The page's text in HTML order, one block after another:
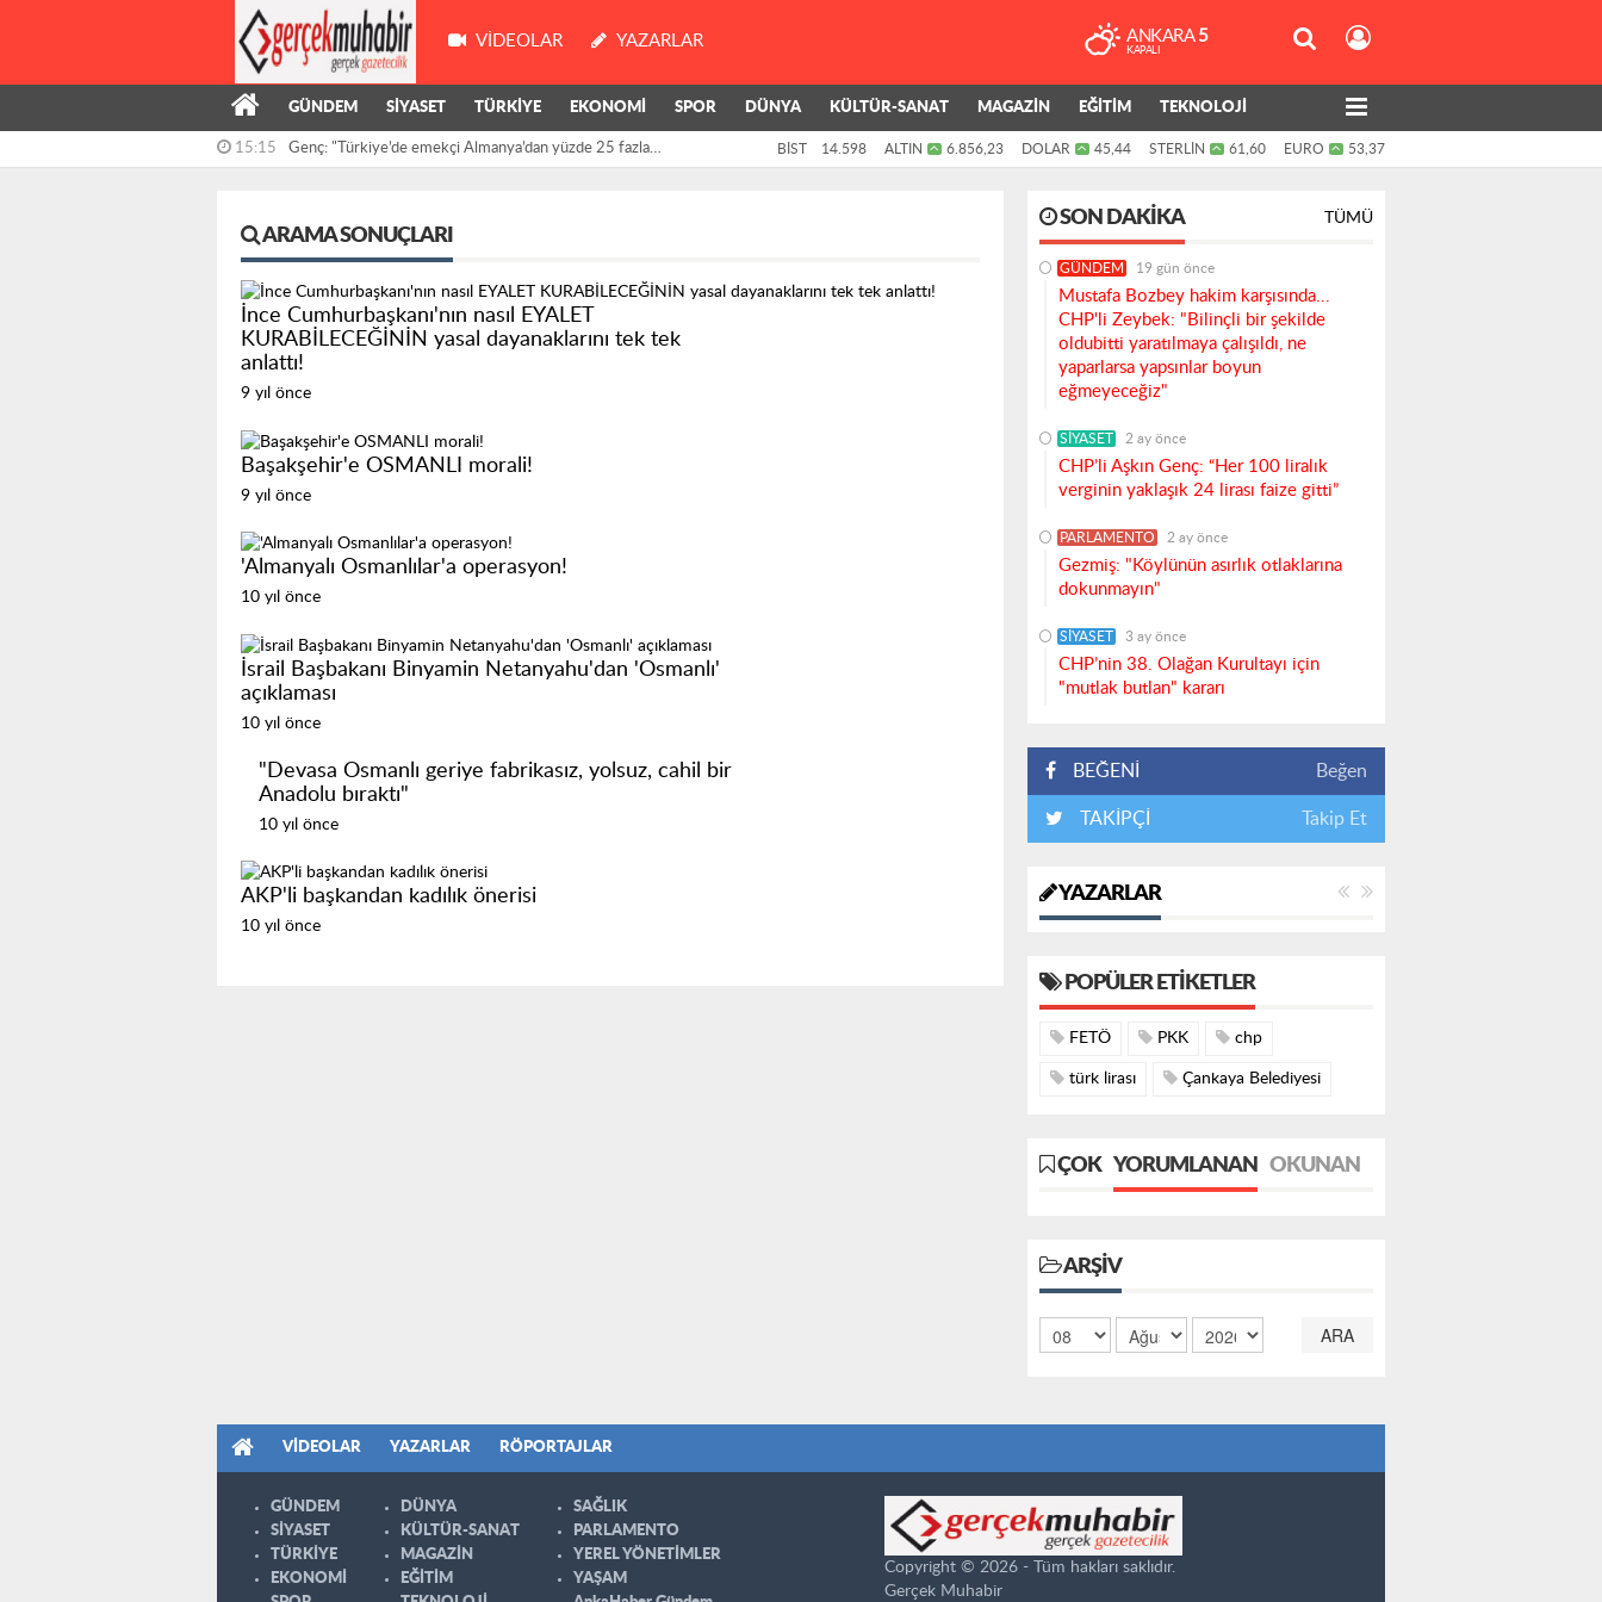
VIDEOLAR YAZARLAR ANKARA 5
KAPALI
GÜNDEM SİYASET TÜRKİYE EKONOMİ SPOR DÜNYA KÜLTÜR-SANAT MAGAZİN EĞİTİM TEKNOLOJİ
15:15 Genç: "Türkiye’de emekçi Almanya’dan yüzde 25 fazla BİST 14.598 ALTIN 6.856,23 DOLAR 45,44 STERLİN 61,60 EURO 53,37
ARAMA SONUÇLARI
İnce Cumhurbaşkanı'nın nasıl EYALET
KURABİLECEĞİNİN yasal dayanaklarını tek tek
anlattı!
9 yıl önce
Başakşehir'e OSMANLI morali!
9 yıl önce
'Almanyalı Osmanlılar'a operasyon!
10 yıl önce
İsrail Başbakanı Binyamin Netanyahu'dan 'Osmanlı'
açıklaması
10 yıl önce
"Devasa Osmanlı geriye fabrikasız, yolsuz, cahil bir
Anadolu bıraktı"
10 yıl önce
AKP'li başkandan kadılık önerisi
10 yıl önce
SON DAKIKA TÜMÜ
GÜNDEM 19 gün önce
Mustafa Bozbey hakim karşısında...
CHP'li Zeybek: "Bilinçli bir şekilde
oldubitti yaratılmaya çalışıldı, ne
yaparlarsa yapsınlar boyun
eğmeyeceğiz"
SİYASET 2 ay önce
CHP’li Aşkın Genç: “Her 100 liralık
verginin yaklaşık 24 lirası faize gitti”
PARLAMENTO 2 ay önce
Gezmiş: "Köylünün asırlık otlaklarına
dokunmayın"
SİYASET 3 ay önce
CHP’nin 38. Olağan Kurultayı için
"mutlak butlan" kararı
BEĞENİ Beğen
TAKİPÇİ Takip Et
YAZARLAR
POPÜLER ETIKETLER
FETÖ PKK chp
türk lirası Çankaya Belediyesi
ÇOK YORUMLANAN OKUNAN
ARŞIV
ARA
VIDEOLAR YAZARLAR RÖPORTAJLAR
GÜNDEM
SİYASET
TÜRKİYE
EKONOMİ
DÜNYA
KÜLTÜR-SANAT
MAGAZİN
EĞİTİM
SAĞLIK
PARLAMENTO
YEREL YÖNETİMLER
YAŞAM
Copyright © 2026 - Tüm hakları saklıdır.
Gerçek Muhabir